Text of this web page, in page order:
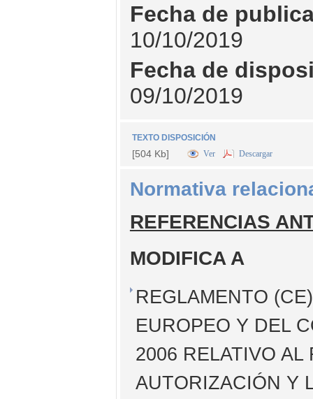
Fecha de
10/10/2019
Fecha de
09/10/2019
TEXTO DISPOSICIÓN
[504 Kb] Ver Descargar
Normativa
REFERENCIAS
MODIFICA A
REGLAMENTO
EUROPEO Y DEL
2006 RELATIVO AL
AUTORIZACIÓN Y